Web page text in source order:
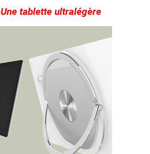
tablette ultralégère